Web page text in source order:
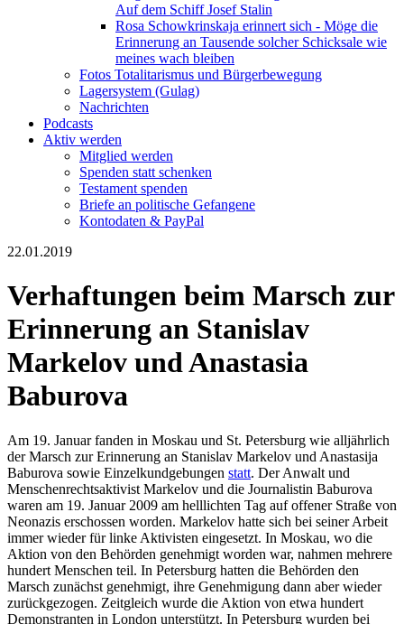
Auf dem Schiff Josef Stalin
Rosa Schowkrinskaja erinnert sich - Möge die
Erinnerung an Tausende solcher Schicksale wie
meines wach bleiben
Fotos Totalitarismus und Bürgerbewegung
Lagersystem (Gulag)
Nachrichten
Podcasts
Aktiv werden
Mitglied werden
Spenden statt schenken
Testament spenden
Briefe an politische Gefangene
Kontodaten & PayPal
22.01.2019
Verhaftungen beim Marsch zur
Erinnerung an Stanislav
Markelov und Anastasia
Baburova
Am 19. Januar fanden in Moskau und St. Petersburg wie alljährlich
der Marsch zur Erinnerung an Stanislav Markelov und Anastasija
Baburova sowie Einzelkundgebungen statt. Der Anwalt und
Menschenrechtsaktivist Markelov und die Journalistin Baburova
waren am 19. Januar 2009 am helllichten Tag auf offener Straße von
Neonazis erschossen worden. Markelov hatte sich bei seiner Arbeit
immer wieder für linke Aktivisten eingesetzt. In Moskau, wo die
Aktion von den Behörden genehmigt worden war, nahmen mehrere
hundert Menschen teil. In Petersburg hatten die Behörden den
Marsch zunächst genehmigt, ihre Genehmigung dann aber wieder
zurückgezogen. Zeitgleich wurde die Aktion von etwa hundert
Demonstranten in London unterstützt. In Petersburg wurden bei